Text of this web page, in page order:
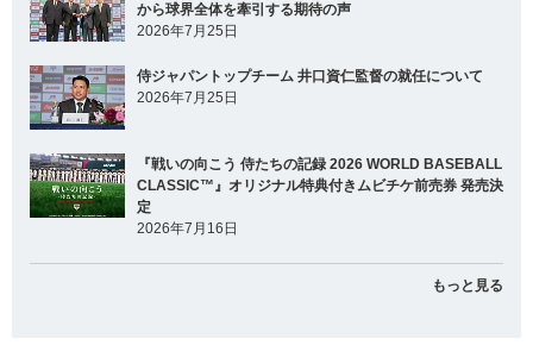
から球界全体を牽引する期待の声
2026年7月25日
侍ジャパントップチーム 井口資仁監督の就任について
2026年7月25日
『戦いの向こう 侍たちの記録 2026 WORLD BASEBALL
CLASSIC™』オリジナル特典付きムビチケ前売券 発売決
定
2026年7月16日
もっと見る